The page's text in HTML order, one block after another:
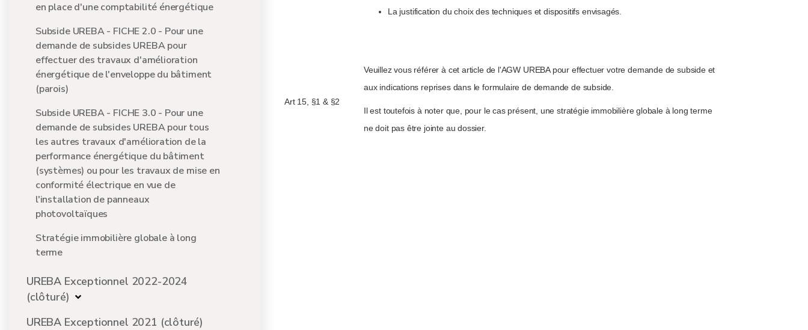
en place d'une comptabilité énergétique
Subside UREBA - FICHE 2.0 - Pour une
demande de subsides UREBA pour
effectuer des travaux d'amélioration
énergétique de l'enveloppe du bâtiment
(parois)
Subside UREBA - FICHE 3.0 - Pour une
demande de subsides UREBA pour tous
les autres travaux d'amélioration de la
performance énergétique du bâtiment
(systèmes) ou pour les travaux de mise en
conformité électrique en vue de
l'installation de panneaux
photovoltaïques
Stratégie immobilière globale à long
terme
UREBA Exceptionnel 2022-2024
(clôturé)
UREBA Exceptionnel 2021 (clôturé)
La justification du choix des techniques et dispositifs envisagés.
Art 15, §1 & §2
Veuillez vous référer à cet article de l'AGW UREBA pour effectuer votre demande de subside et
aux indications reprises dans le formulaire de demande de subside.
Il est toutefois à noter que, pour le cas présent, une stratégie immobilière globale à long terme
ne doit pas être jointe au dossier.